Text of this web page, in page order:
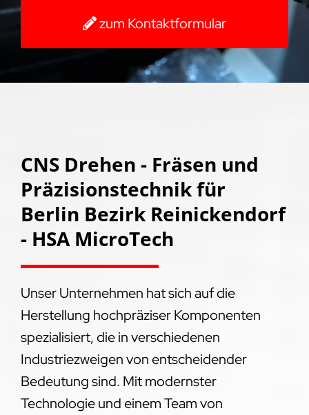
zum Kontaktformular
CNS Drehen - Fräsen und
Präzisionstechnik für
Berlin Bezirk Reinickendorf
- HSA MicroTech
Unser Unternehmen hat sich auf die
Herstellung hochpräziser Komponenten
spezialisiert, die in verschiedenen
Industriezweigen von entscheidender
Bedeutung sind. Mit modernster
Technologie und einem Team von